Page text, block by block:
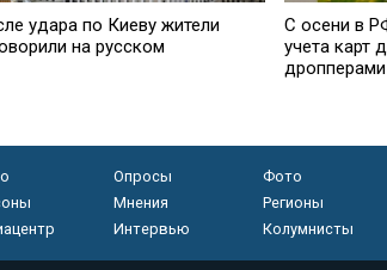
удара по Киеву жители
на русском
С осени в
учета карт
дропперами
Опросы
Фото
Мнения
Регионы
Интервью Колумнисты